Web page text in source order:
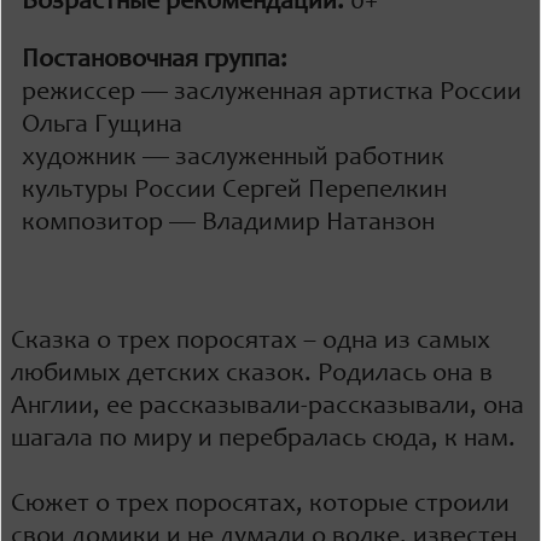
Постановочная группа:
режиссер — заслуженная артистка России
Ольга Гущина
художник — заслуженный работник
культуры России Сергей Перепелкин
композитор — Владимир Натанзон
Сказка о трех поросятах – одна из самых
любимых детских сказок. Родилась она в
Англии, ее рассказывали-рассказывали, она
шагала по миру и перебралась сюда, к нам.
Сюжет о трех поросятах, которые строили